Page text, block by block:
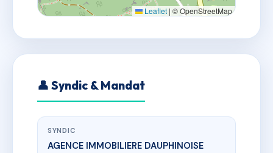
Leaflet | © OpenStreetMap
👤 Syndic & Mandat
SYNDIC
AGENCE IMMOBILIERE DAUPHINOISE